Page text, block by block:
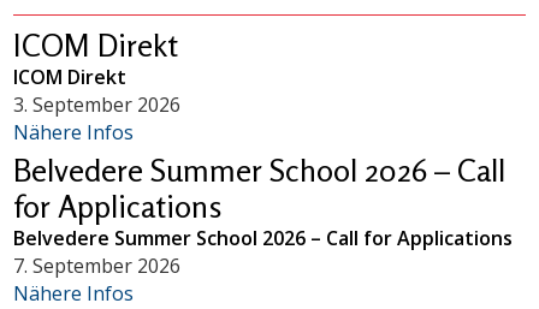
ICOM Direkt
ICOM Direkt
3. September 2026
Nähere Infos
Belvedere Summer School 2026 – Call
for Applications
Belvedere Summer School 2026 – Call for Applications
7. September 2026
Nähere Infos